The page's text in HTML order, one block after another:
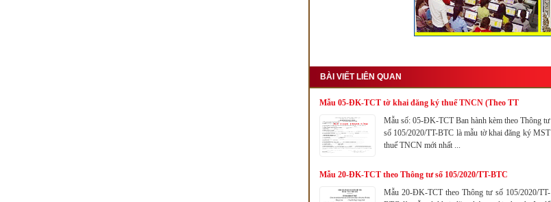
BÀI VIẾT LIÊN QUAN
Mẫu 05-ĐK-TCT tờ khai đăng ký thuế TNCN (Theo TT
Mẫu số: 05-ĐK-TCT Ban hành kèm theo Thông tư
số 105/2020/TT-BTC là mẫu tờ khai đăng ký MST
thuế TNCN mới nhất ...
Mẫu 20-ĐK-TCT theo Thông tư số 105/2020/TT-BTC
Mẫu 20-ĐK-TCT theo Thông tư số 105/2020/TT-